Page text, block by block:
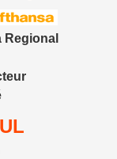
Regional